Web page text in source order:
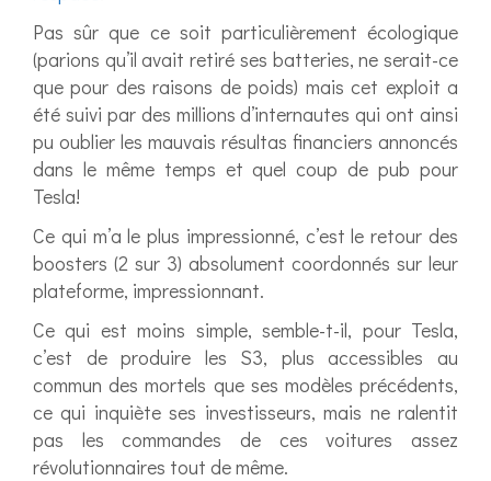
Pas sûr que ce soit particulièrement écologique
(parions qu’il avait retiré ses batteries, ne serait-ce
que pour des raisons de poids) mais cet exploit a
été suivi par des millions d’internautes qui ont ainsi
pu oublier les mauvais résultas financiers annoncés
dans le même temps et quel coup de pub pour
Tesla!
Ce qui m’a le plus impressionné, c’est le retour des
boosters (2 sur 3) absolument coordonnés sur leur
plateforme, impressionnant.
Ce qui est moins simple, semble-t-il, pour Tesla,
c’est de produire les S3, plus accessibles au
commun des mortels que ses modèles précédents,
ce qui inquiète ses investisseurs, mais ne ralentit
pas les commandes de ces voitures assez
révolutionnaires tout de même.